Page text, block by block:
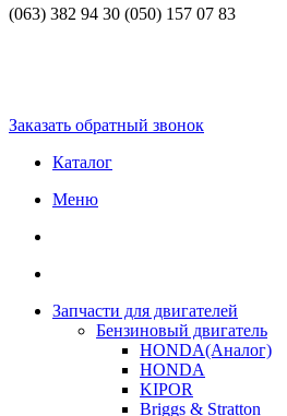
(063) 382 94 30 (050) 157 07 83
Заказать обратный звонок
Каталог
Меню
Запчасти для двигателей
Бензиновый двигатель
HONDA(Aналог)
HONDA
KIPOR
Briggs & Stratton